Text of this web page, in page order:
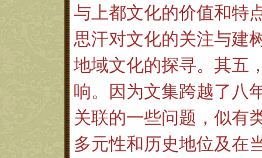
与上都文化的价值和特
思汗对文化的关注与建
地域文化的探寻。其五
响。因为文集跨越了八
关联的一些问题，似有
多元性和历史地位及在